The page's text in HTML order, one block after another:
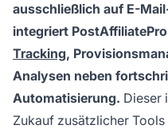
ausschließlich auf E-
integriert
Tracking,
Analysen neben
Automatisierung. Dieser
Zukauf zusätzlicher